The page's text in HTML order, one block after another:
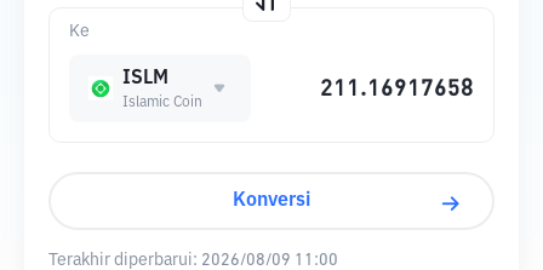
Ke
ISLM
Islamic Coin
Konversi
Terakhir diperbarui: 2026/08/09 11:00